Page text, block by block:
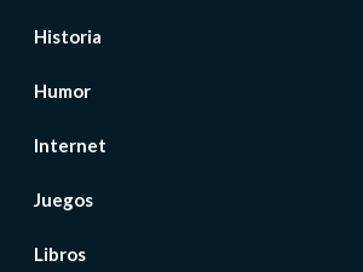
Historia
Humor
Internet
Juegos
Libros